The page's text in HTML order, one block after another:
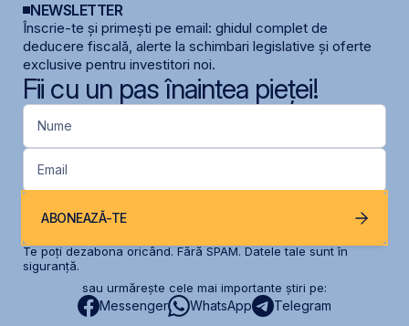
NEWSLETTER
Înscrie-te și primești pe email: ghidul complet de
deducere fiscală, alerte la schimbari legislative și oferte
exclusive pentru investitori noi.
Fii cu un pas înaintea pieței!
Nume
Email
ABONEAZĂ-TE
Te poți dezabona oricând. Fără SPAM. Datele tale sunt în
siguranță.
sau urmărește cele mai importante știri pe:
Messenger WhatsApp Telegram